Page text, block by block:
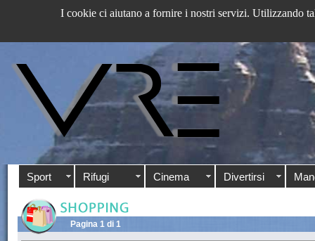
Sport Rifugi Cinema Divertirsi
Pagina 1 di 1
I cookie ci aiutano a fornire i nostri servizi. Utilizzando